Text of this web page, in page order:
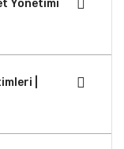
Yönetimi
|